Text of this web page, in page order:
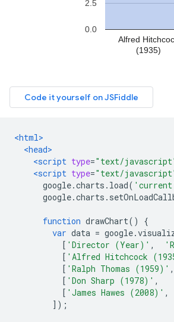
<html>
<head>
<script type="text/
<script type="text/
google.charts . load(
google.charts .
function drawChart()
{
var data = google.
[ 'Director (Year)' ,
[ 'Alfred Hitchcock
[ 'Ralph Thomas (1959)' ,
[ 'Don Sharp (1978)' ,
[ 'James Hawes (2008)' ,
]);